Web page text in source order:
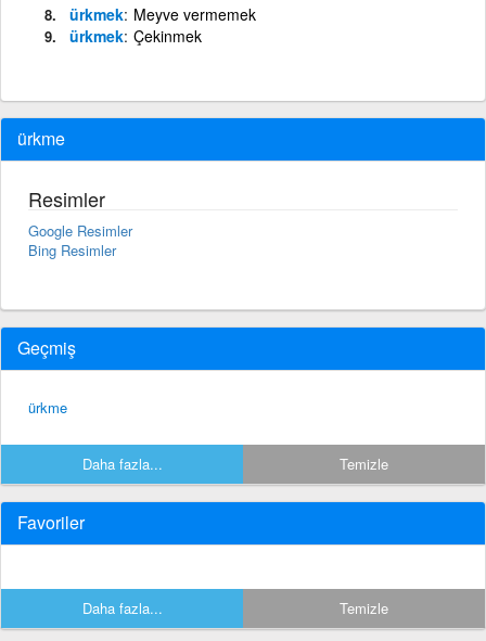
ürkmek Meyve vermemek
ürkmek Çekinmek
ürkme
Resimler
Google Resimler
Bing Resimler
Geçmiş
ürkme
Daha fazla... Temizle
Favoriler
Daha fazla... Temizle